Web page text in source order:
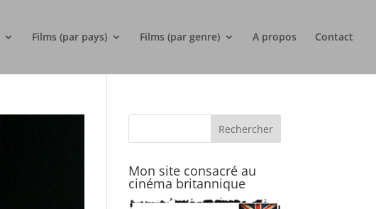
Films (par pays) Films (par genre) A propos Contact
Mon site consacré au
cinéma britannique